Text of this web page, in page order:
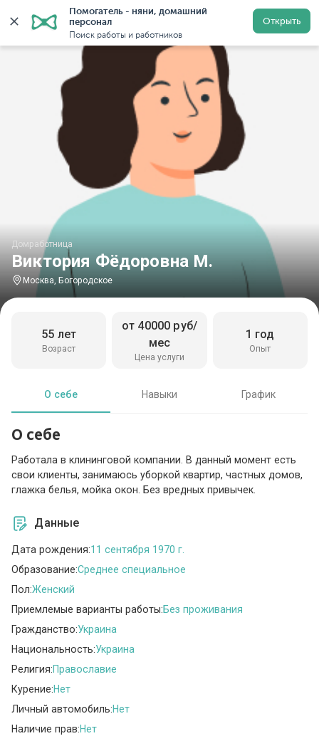
Помогатель - няни, домашний
персонал
Поиск работы и работников
Открыть
Главная Домработницы Домработницы в Москве
Виктория Фёдоровна М.
Домработница
Москва, Богородское
Возраст
55 лет
Цена услуги
от 40000 руб/
мес
Опыт
1 год
О себе Навыки График
О себе
Работала в клининговой компании. В данный момент есть
свои клиенты, занимаюсь уборкой квартир, частных домов,
глажка белья, мойка окон. Без вредных привычек.
Данные
Дата рождения:11 сентября 1970 г.
Образование:Среднее специальное
Пол:Женский
Приемлемые варианты работы:Без проживания
Гражданство:Украина
Национальность:Украина
Религия:Православие
Курение:Нет
Личный автомобиль:Нет
Наличие прав:Нет